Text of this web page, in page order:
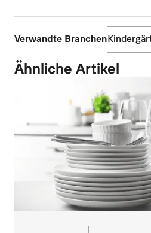
Verwandte Branchen
Ähnliche Artikel